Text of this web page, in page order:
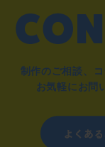
制作のご相談、コ
お気軽にお問